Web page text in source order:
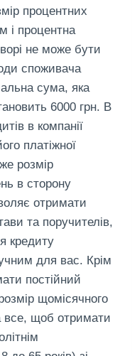
процентних
і процентна
не може бути
споживача
сума, яка
6000 грн. В
в компанії
платіжної
розмір
в сторону
отримати
та поручителів,
кредиту
для вас. Крім
постійний
щомісячного
все, щоб отримати